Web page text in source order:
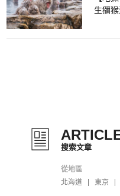
生獼
搜索文章
從地區
北海道
東京